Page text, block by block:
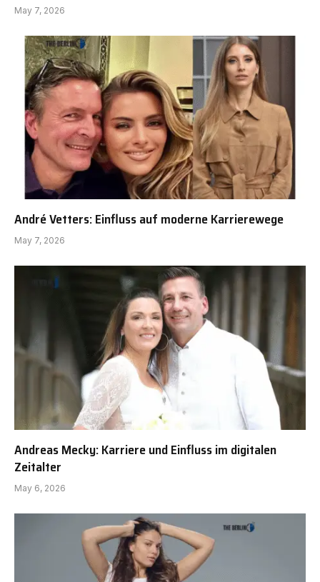
May 7, 2026
André Vetters: Einfluss auf moderne Karrierewege
May 7, 2026
Andreas Mecky: Karriere und Einfluss im digitalen
Zeitalter
May 6, 2026